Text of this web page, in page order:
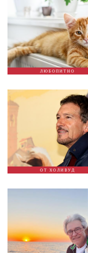
ЛЮБОПИТНО
ОТ ХОЛИВУД